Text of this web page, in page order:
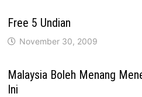
Free 5 Undian
November 30, 2009
Malaysia Boleh Menang
Ini